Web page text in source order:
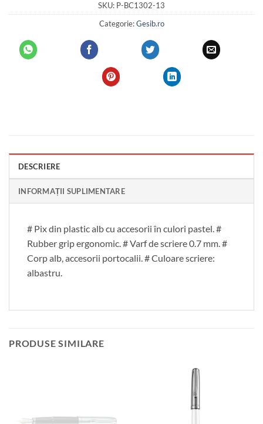
SKU: P-BC1302-13
Categorie:Gesib.ro
DESCRIERE
INFORMAȚII SUPLIMENTARE
# Pix din plastic alb cu accesorii în culori pastel. #
Rubber grip ergonomic. # Varf de scriere 0.7 mm. #
Corp alb, accesorii portocalii. # Culoare scriere:
albastru.
PRODUSE SIMILARE